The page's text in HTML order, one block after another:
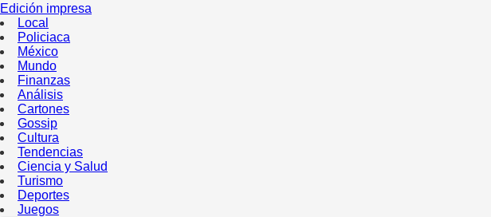
Edición impresa
Local
Policiaca
México
Mundo
Finanzas
Análisis
Cartones
Gossip
Cultura
Tendencias
Ciencia y Salud
Turismo
Deportes
Juegos